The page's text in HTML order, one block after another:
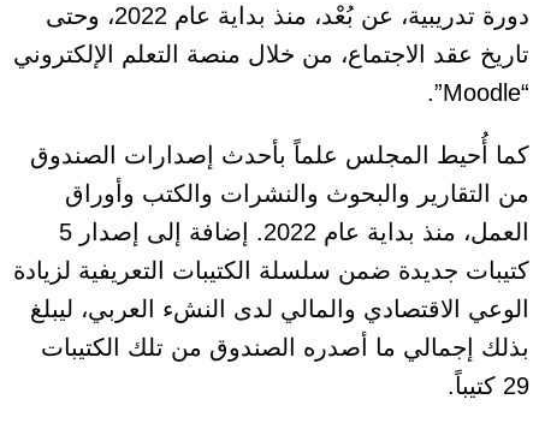
دورة تدريبية، عن بُعْد، منذ بداية عام 2022، وحتى
تاريخ عقد الاجتماع، من خلال منصة التعلم الإلكتروني
“Moodle”.
كما أُحيط المجلس علماً بأحدث إصدارات الصندوق
من التقارير والبحوث والنشرات والكتب وأوراق
العمل، منذ بداية عام 2022. إضافة إلى إصدار 5
كتيبات جديدة ضمن سلسلة الكتيبات التعريفية لزيادة
الوعي الاقتصادي والمالي لدى النشء العربي، ليبلغ
بذلك إجمالي ما أصدره الصندوق من تلك الكتيبات
29 كتيباً.